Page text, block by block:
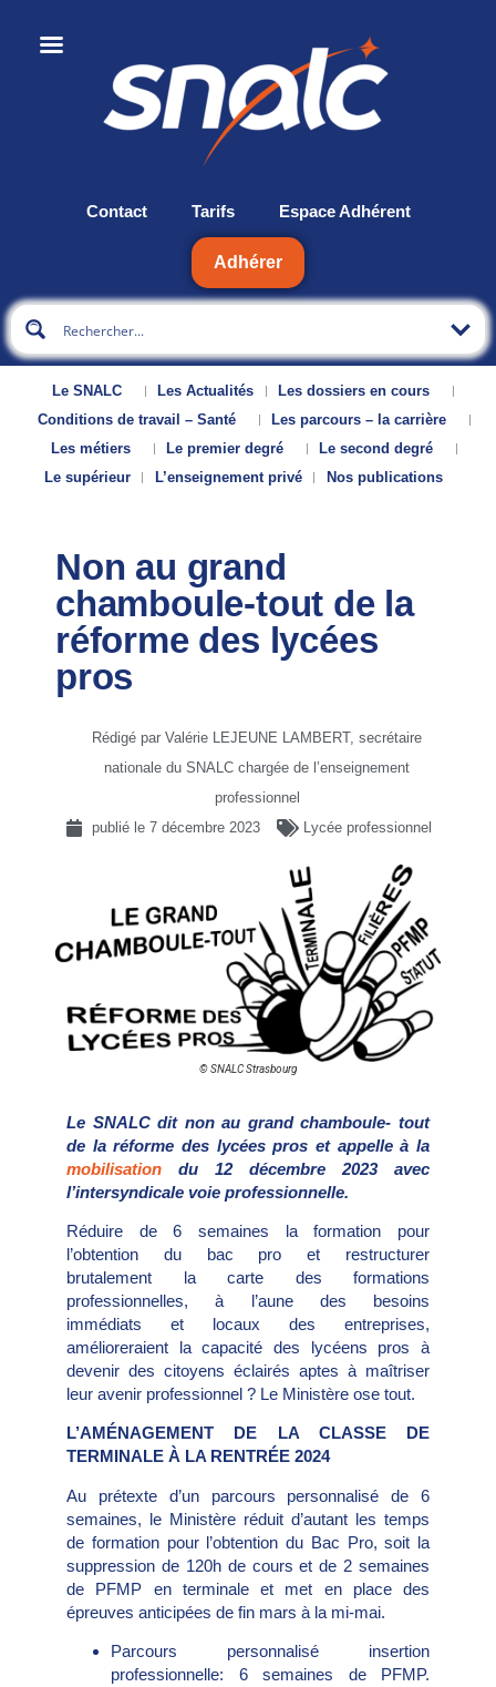
Contact Tarifs Espace Adhérent
Adhérer
Le SNALC Les Actualités
Les dossiers en cours
Conditions de travail – Santé
Les parcours – la carrière
Les métiers
Le premier degré
Le second degré
Le supérieur
L’enseignement privé Nos publications
Non au grand
chamboule-tout de la
réforme des lycées
pros
Rédigé par Valérie LEJEUNE LAMBERT, secrétaire
nationale du SNALC chargée de l’enseignement
professionnel
publié le 7 décembre 2023 Lycée professionnel
© SNALC Strasbourg
Le SNALC dit non au grand chamboule- tout
de la réforme des lycées pros et appelle à la
mobilisation du 12 décembre 2023 avec
l’intersyndicale voie professionnelle.
Réduire de 6 semaines la formation pour
l’obtention du bac pro et restructurer
brutalement la carte des formations
professionnelles, à l’aune des besoins
immédiats et locaux des entreprises,
amélioreraient la capacité des lycéens pros à
devenir des citoyens éclairés aptes à maîtriser
leur avenir professionnel ? Le Ministère ose tout.
L’AMÉNAGEMENT DE LA CLASSE DE
TERMINALE À LA RENTRÉE 2024
Au prétexte d’un parcours personnalisé de 6
semaines, le Ministère réduit d’autant les temps
de formation pour l’obtention du Bac Pro, soit la
suppression de 120h de cours et de 2 semaines
de PFMP en terminale et met en place des
épreuves anticipées de fin mars à la mi-mai.
Parcours personnalisé insertion
professionnelle: 6 semaines de PFMP.